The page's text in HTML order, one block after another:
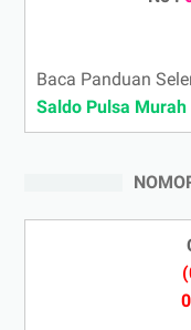
Baca Panduan
Saldo Pulsa Murah